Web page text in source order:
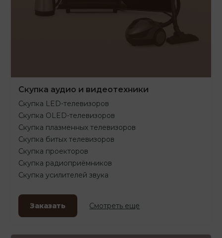
Скупка аудио и видеотехники
Скупка LED-телевизоров
Скупка OLED-телевизоров
Скупка плазменных телевизоров
Скупка битых телевизоров
Скупка проекторов
Скупка радиоприёмников
Скупка усилителей звука
Заказать Смотреть еще